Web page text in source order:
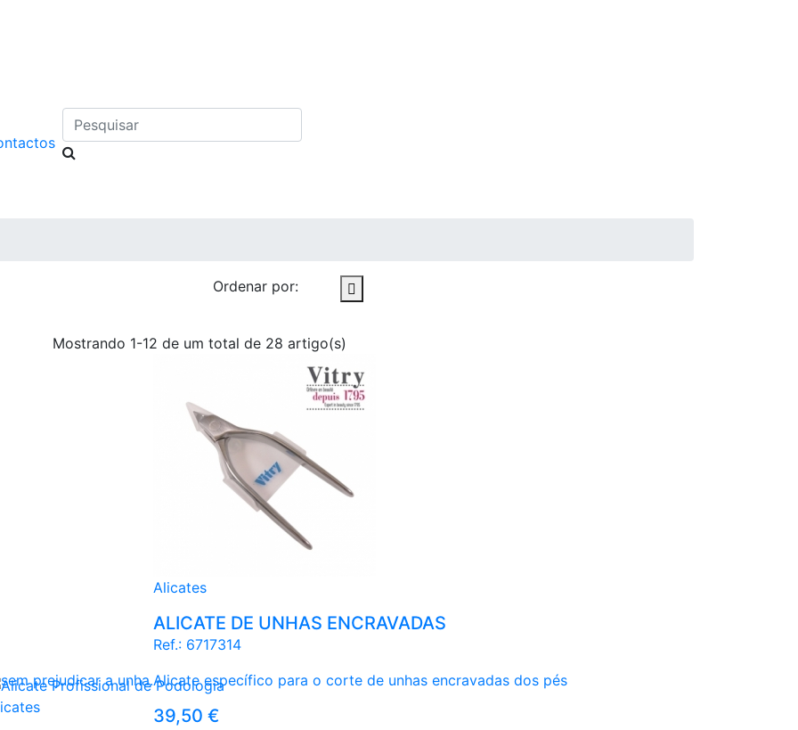
Pesquisar
Ordenar por: 
Mostrando 1-12 de um total de 28 artigo(s)
prejudicar a unha.
Alicates
ALICATE DE UNHAS ENCRAVADAS
Ref.: 6717314
Alicate específico para o corte de unhas encravadas dos pés
Preço
39,50 €